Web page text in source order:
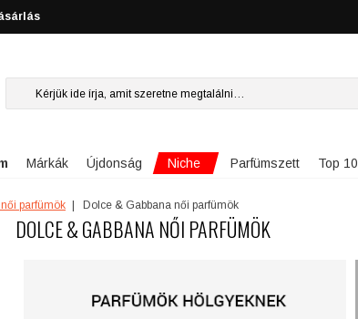
Márkák Újdonság Niche Parfümszett Top 10
parfümök Dolce & Gabbana női parfümök
DOLCE & GABBANA NŐI PARFÜMÖK